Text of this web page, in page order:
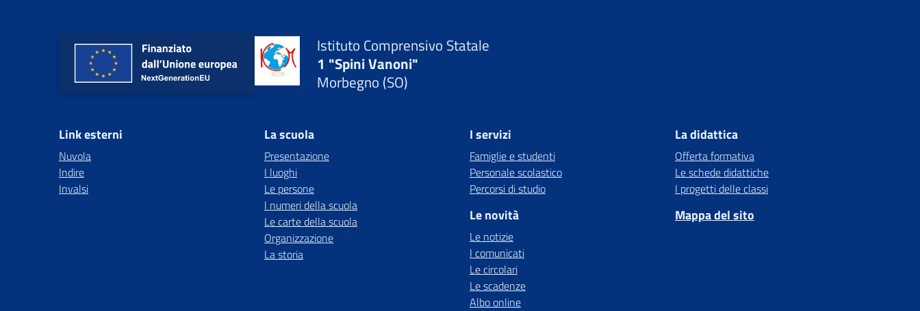
Istituto Comprensivo Statale
1 "Spini Vanoni"
Morbegno (SO)
Link esterni
Nuvola
Indire
Invalsi
La scuola
Presentazione
I luoghi
Le persone
I numeri della scuola
Le carte della scuola
Organizzazione
La storia
I servizi
Famiglie e studenti
Personale scolastico
Percorsi di studio
Le novità
Le notizie
I comunicati
Le circolari
Le scadenze
Albo online
La didattica
Offerta formativa
Le schede didattiche
I progetti delle classi
Mappa del sito